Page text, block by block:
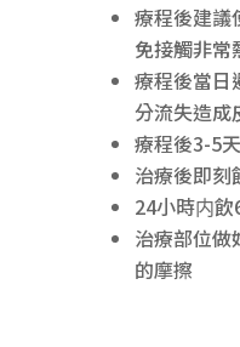
療程後建議
免接觸非常
療程後當日
分流失造成
療程後3-5
治療後即刻
24小時内
治療部位做
的摩擦